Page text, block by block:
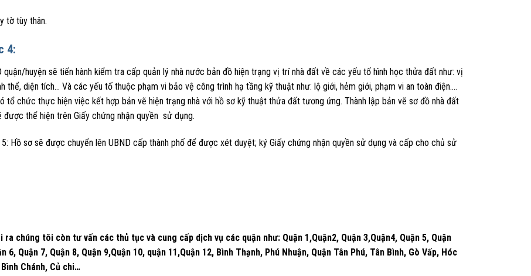
tờ tùy thân.
4:
quận/huyện sẽ tiến hành kiểm tra cấp quản lý nhà nước bản đồ hiện trạng vị trí nhà đất về các yếu tố hình học thửa đất như: vị
thể, diện tích… Và các yếu tố thuộc phạm vi bảo vệ công trình hạ tầng kỹ thuật như: lộ giới, hẻm giới, phạm vi an toàn điện….
tổ chức thực hiện việc kết hợp bản vẽ hiện trạng nhà với hồ sơ kỹ thuật thửa đất tương ứng. Thành lập bản vẽ sơ đồ nhà đất
được thể hiện trên Giấy chứng nhận quyền sử dụng.
Hồ sơ sẽ được chuyển lên UBND cấp thành phố để được xét duyệt; ký Giấy chứng nhận quyền sử dụng và cấp cho chủ sử
ra chúng tôi còn tư vấn các thủ tục và cung cấp dịch vụ các quận như: Quận 1,Quận2, Quận 3,Quận4, Quận 5, Quận
6, Quận 7, Quận 8, Quận 9,Quận 10, quận 11,Quận 12, Bình Thạnh, Phú Nhuận, Quận Tân Phú, Tân Bình, Gò Vấp, Hóc
Bình Chánh, Củ chi…